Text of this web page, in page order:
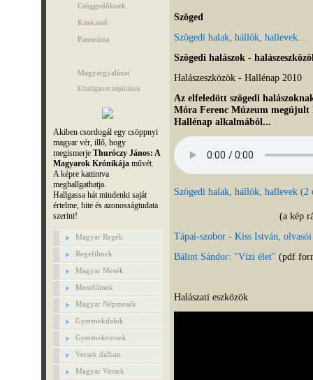
Csüggedőknek
Kitekintő
Panoráma
Magyargyalázat
Elhallgatott népírtások
Akiben csordogál egy csöppnyi
magyar vér, illő, hogy
megismerje Thuróczy János: A
Magyarok Krónikájaművét.
A képre kattintva
meghallgathatja.
Hallgassa hát mindenki saját
értelme, hite és azonosságtudata
szerint!
Magyar Regék
Regefilmek
Magyar Mesék
Mesefilmek
Magyar Népmesék
Gyermekdalok
Gyermekversek
Versek dalban
Magyar Versek
Szöged
Szögedi halak, hállók, hallevek…
Szögedi halászok -
Halászeszközök - Hallénap 2010
Az elfeledött szögedi
Móra Ferenc Múzeum megújult
Hallénap alkalmából...
Szögedi halak, hállók, hallevek
(a kép
Tápai-szobor - Kiss István,
Bálint Sándor: "Vízi élet" (pdf
Halászati eszközök